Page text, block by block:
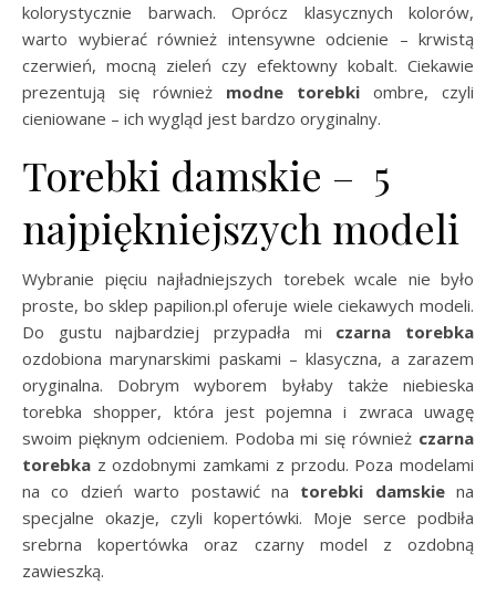
kolorystycznie barwach. Oprócz klasycznych kolorów,
warto wybierać również intensywne odcienie – krwistą
czerwień, mocną zieleń czy efektowny kobalt. Ciekawie
prezentują się również modne torebki ombre, czyli
cieniowane – ich wygląd jest bardzo oryginalny.
Torebki damskie – 5
najpiękniejszych modeli
Wybranie pięciu najładniejszych torebek wcale nie było
proste, bo sklep papilion.pl oferuje wiele ciekawych modeli.
Do gustu najbardziej przypadła mi czarna torebka
ozdobiona marynarskimi paskami – klasyczna, a zarazem
oryginalna. Dobrym wyborem byłaby także niebieska
torebka shopper, która jest pojemna i zwraca uwagę
swoim pięknym odcieniem. Podoba mi się również czarna
torebka z ozdobnymi zamkami z przodu. Poza modelami
na co dzień warto postawić na torebki damskiena
specjalne okazje, czyli kopertówki. Moje serce podbiła
srebrna kopertówka oraz czarny model z ozdobną
zawieszką.